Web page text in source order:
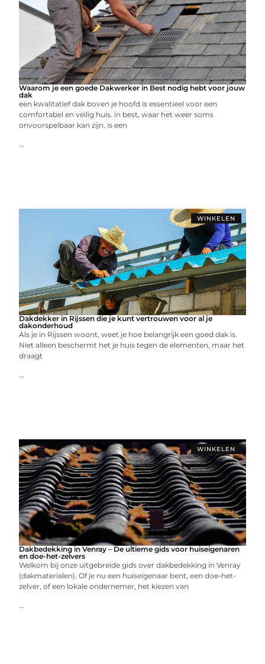
Waarom je een goede Dakwerker in Best nodig hebt voor jouw
dak
een kwalitatief dak boven je hoofd is essentieel voor een
comfortabel en veilig huis. in best, waar het weer soms
onvoorspelbaar kan zijn, is een
...
WINKELEN
Dakdekker in Rijssen die je kunt vertrouwen voor al je
dakonderhoud
Als je in Rijssen woont, weet je hoe belangrijk een goed dak is.
Niet alleen beschermt het je huis tegen de elementen, maar het
draagt
...
WINKELEN
Dakbedekking in Venray – De ultieme gids voor huiseigenaren
en doe-het-zelvers
Welkom bij onze uitgebreide gids over dakbedekking in Venray
(dakmaterialen). Of je nu een huiseigenaar bent, een doe-het-
zelver, of een lokale ondernemer, het kiezen van
...